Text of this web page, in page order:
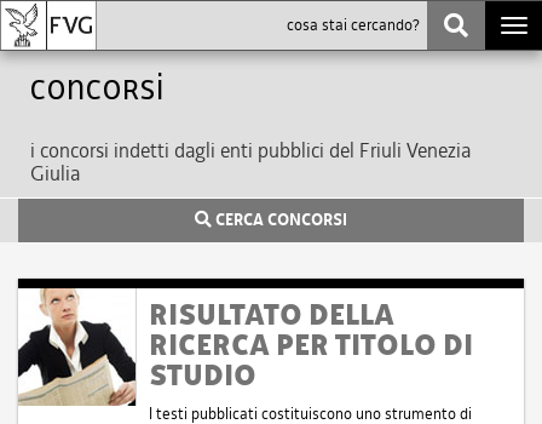
Concorsi
i concorsi indetti dagli enti pubblici del Friuli Venezia
Giulia
CERCA CONCORSI
RISULTATO DELLA
RICERCA PER TITOLO DI
STUDIO
I testi pubblicati costituiscono uno strumento di